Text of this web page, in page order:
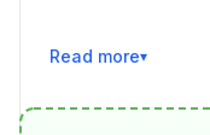
Weiterlesen